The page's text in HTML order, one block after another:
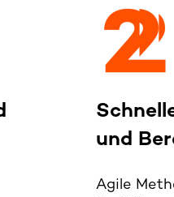
und
Agile